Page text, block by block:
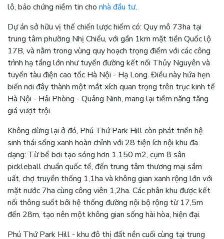
lô, bảo chứng niềm tin cho nhà đầu tư.
Dự án sở hữu vị thế chiến lược hiếm có: Quy mô 73ha tại
trung tâm phường Nhị Chiểu, với gần 1km mặt tiền Quốc lộ
17B, và nằm trong vùng quy hoạch trọng điểm với các công
trình hạ tầng lớn như tuyến đường kết nối Thủy Nguyên và
tuyến tàu điện cao tốc Hà Nội - Hạ Long. Điều này hứa hẹn
biến nơi đây thành một mắt xích quan trọng trên trục kinh tế
Hà Nội - Hải Phòng - Quảng Ninh, mang lại tiềm năng tăng
giá vượt trội.
Không dừng lại ở đó, Phú Thứ Park Hill còn phát triển hệ
sinh thái sống xanh hoàn chỉnh với 28 tiện ích nội khu đa
dạng: Từ bể bơi tạo sóng hơn 1.150 m2, cụm 8 sân
pickleball chuẩn quốc tế, đến trung tâm thương mại sầm
uất, chợ truyền thống 1,1ha và không gian xanh rộng lớn với
mặt nước 7ha cùng công viên 1,2ha. Các phân khu được kết
nối thông suốt bởi hệ thống đường nội bộ rộng từ 17,5m
đến 28m, tạo nên một không gian sống hài hòa, hiện đại.
Phú Thứ Park Hill - khu đô thị đất nền cuối cùng tại trung